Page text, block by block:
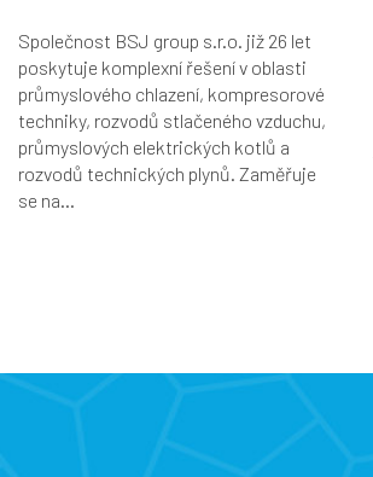
Společnost BSJ group s.r.o. již 26 let
poskytuje komplexní řešení v oblasti
průmyslového chlazení, kompresorové
techniky, rozvodů stlačeného vzduchu,
průmyslových elektrických kotlů a
rozvodů technických plynů. Zaměřuje
se na...